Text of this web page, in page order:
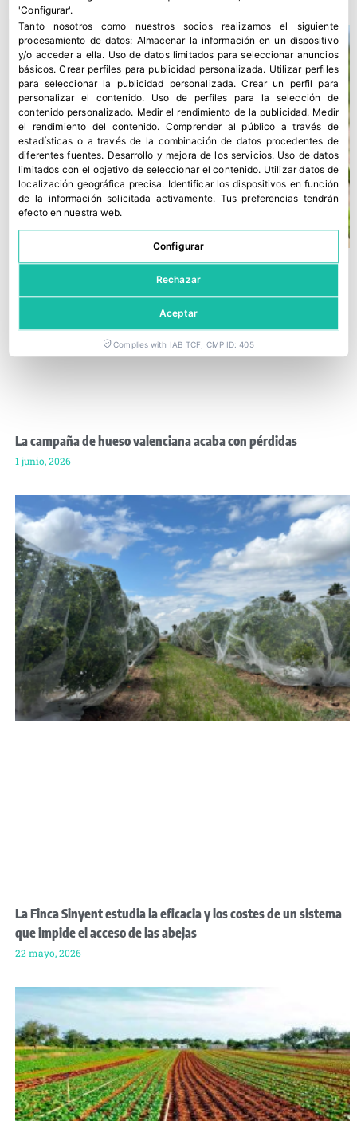
La campaña de hueso valenciana acaba con pérdidas
1 junio, 2026
La Finca Sinyent estudia la eficacia y los costes de un sistema
que impide el acceso de las abejas
22 mayo, 2026
'Configurar'.
Tanto nosotros como nuestros socios realizamos el siguiente
procesamiento de datos: Almacenar la información en un dispositivo
y/o acceder a ella. Uso de datos limitados para seleccionar anuncios
básicos.Crear perfiles para publicidad personalizada. Utilizar perfiles
para seleccionar la publicidad personalizada.Crear un perfil para
personalizar el contenido. Uso de perfiles para la selección de
contenido personalizado. Medir el rendimiento de la publicidad. Medir
el rendimiento del contenido.Comprender al público a través de
estadísticas o a través de la combinación de datos procedentes de
diferentes fuentes. Desarrollo y mejora de los servicios. Uso de datos
limitados con el objetivo de seleccionar el contenido. Utilizar datos de
localización geográfica precisa. Identificar los dispositivos en función
de la información solicitada activamente. Tus preferencias tendrán
efecto en nuestra web.
Configurar
Rechazar
Aceptar
Complies with IAB TCF, CMP ID: 405